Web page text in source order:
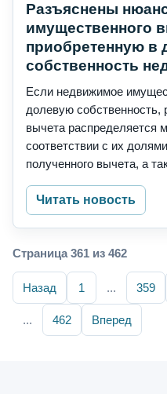
Разъяснены
имущественного
приобретенную в
собственность
Если недвижимое
долевую собственность,
вычета распределяется
соответствии с их
полученного вычета, а
Читать новость
Страница 361 из 462
Назад 1 ... 359
... 462 Вперед